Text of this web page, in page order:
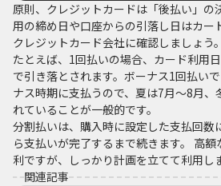
原則、クレジットカードは「後払い」の
用の締め日や口座からの引落し日はカー
クレジットカード会社に確認しましょう。
たとえば、1回払いの場合、カード利用
で引き落とされます。ボーナス1回払い
ナス時期に支払うので、夏は7月〜8月
れていることが一般的です。
分割払いは、購入時に設定した支払回数
ら支払いが完了するまで続きます。 高
利ですが、しっかり計画を立てて利用し
関連記事